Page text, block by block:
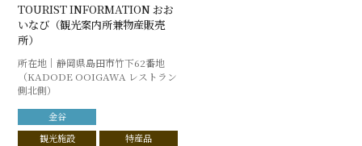
TOURIST INFORMATION おお
いなび（観光案内所兼物産販売
所）
所在地｜静岡県島田市竹下62番地
（KADODE OOIGAWA レストラン
側北側）
金谷
観光施設
特産品